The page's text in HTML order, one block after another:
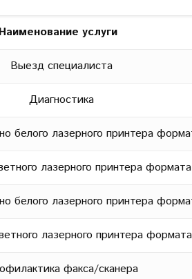
Наименование услуги
Выезд специалиста
Диагностика
белого лазерного принтера
лазерного принтера
белого лазерного принтера
лазерного принтера
факса/сканера